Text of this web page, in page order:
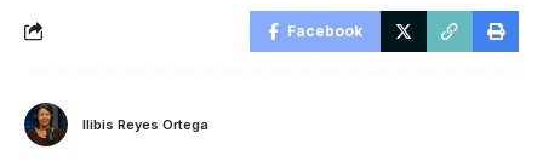
Facebook
Ilibis Reyes Ortega